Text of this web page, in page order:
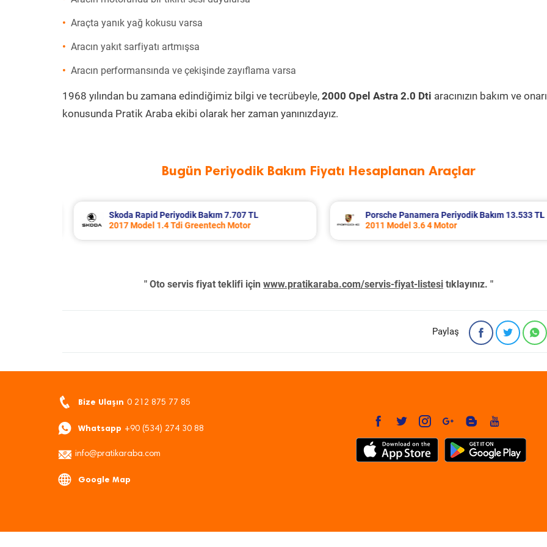
Araçta yanık yağ kokusu varsa
Aracın yakıt sarfiyatı artmışsa
Aracın performansında ve çekişinde zayıflama varsa
1968 yılından bu zamana edindiğimiz bilgi ve tecrübeyle, 2000 Opel Astra 2.0 Dti aracınızın bakım ve
konusunda Pratik Araba ekibi olarak her zaman yanınızdayız.
Bugün Periyodik Bakım Fiyatı Hesaplanan Araçlar
Porsche Panamera Periyodik Bakım 13.533 TL
2011 Model 3.6 4 Motor
Renault Fluence Periyodik Bakım 8.285
2016 Model 1.5 Dci Motor
" Oto servis fiyat teklifi için www.pratikaraba.com/servis-fiyat-listesi tıklayınız. "
Paylaş
Bize Ulaşın 0 212 875 77 85
Whatsapp +90 (534) 274 30 88
info@pratikaraba.com
Google Map